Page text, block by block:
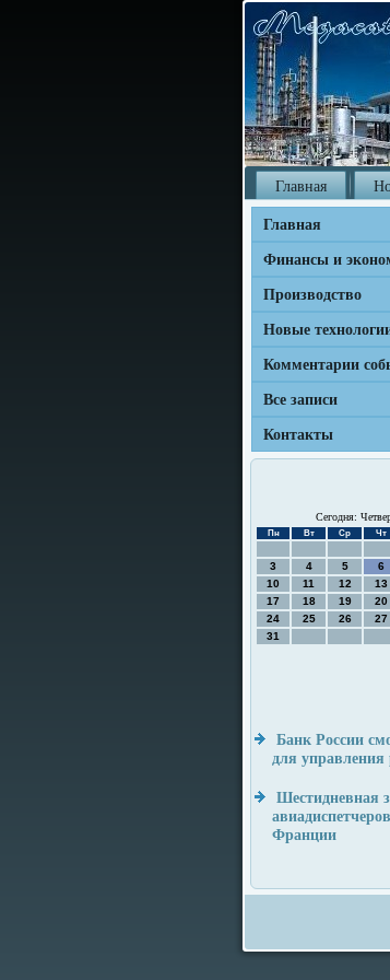
Главная
Главная
Финансы и
Производство
Новые
Комментарии
Все записи
Контакты
Сегодня:
Пн Вт Ср Чт
3
4 5 6
10
11 12 13
17
18 19 20
24
25 26 27
31
Банк России
для управления
Шестидневная
Франции